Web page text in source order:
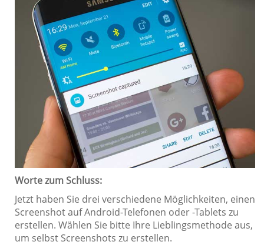
Worte zum Schluss:
Jetzt haben Sie drei verschiedene Möglichkeiten, einen
Screenshot auf Android-Telefonen oder -Tablets zu
erstellen. Wählen Sie bitte Ihre Lieblingsmethode aus,
um selbst Screenshots zu erstellen.